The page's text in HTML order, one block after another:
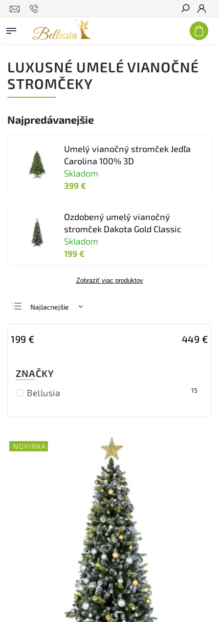
Hľadať
LUXUSNÉ UMELÉ VIANOČNÉ
STROMČEKY
Najpredávanejšie
Umelý vianočný stromček Jedľa
Carolina 100% 3D
Skladom
399 €
Ozdobený umelý vianočný
stromček Dakota Gold Classic
Skladom
199 €
Zobraziť viac produktov
Najlacnejšie
Najpredávanejšie
199 € 449 €
ZNAČKY
Bellusia 15
NOVINKA